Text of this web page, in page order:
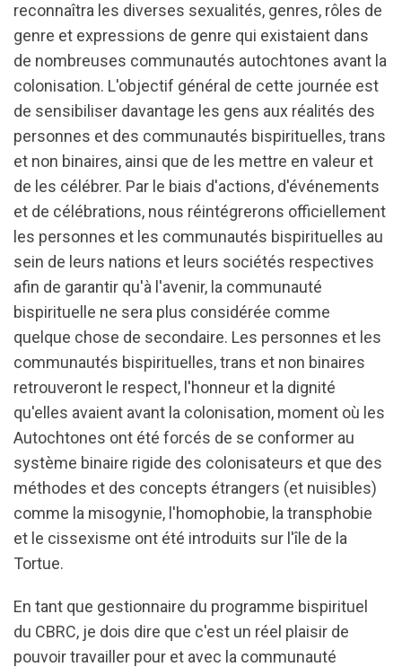
reconnaîtra les diverses sexualités, genres, rôles de
genre et expressions de genre qui existaient dans
de nombreuses communautés autochtones avant la
colonisation. L'objectif général de cette journée est
de sensibiliser davantage les gens aux réalités des
personnes et des communautés bispirituelles, trans
et non binaires, ainsi que de les mettre en valeur et
de les célébrer. Par le biais d'actions, d'événements
et de célébrations, nous réintégrerons officiellement
les personnes et les communautés bispirituelles au
sein de leurs nations et leurs sociétés respectives
afin de garantir qu'à l'avenir, la communauté
bispirituelle ne sera plus considérée comme
quelque chose de secondaire. Les personnes et les
communautés bispirituelles, trans et non binaires
retrouveront le respect, l'honneur et la dignité
qu'elles avaient avant la colonisation, moment où les
Autochtones ont été forcés de se conformer au
système binaire rigide des colonisateurs et que des
méthodes et des concepts étrangers (et nuisibles)
comme la misogynie, l'homophobie, la transphobie
et le cissexisme ont été introduits sur l'île de la
Tortue.
En tant que gestionnaire du programme bispirituel
du CBRC, je dois dire que c'est un réel plaisir de
pouvoir travailler pour et avec la communauté